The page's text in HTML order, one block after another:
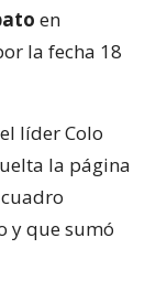
en
la fecha 18
líder Colo
la página
y que sumó